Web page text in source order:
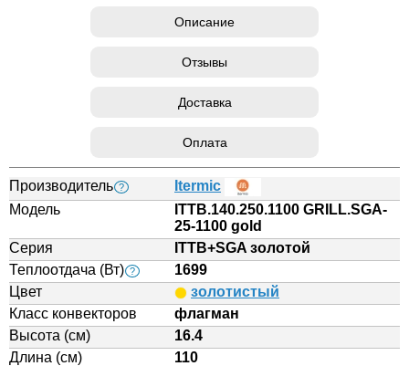
Описание
Отзывы
Доставка
Оплата
Производитель ?
Itermic
Модель
ITTB.140.250.1100 GRILL.SGA-
25-1100 gold
Серия
ITTB+SGA золотой
Теплоотдача (Вт) ?
1699
Цвет
золотистый
Класс конвекторов
флагман
Высота (см)
16.4
Длина (см)
110